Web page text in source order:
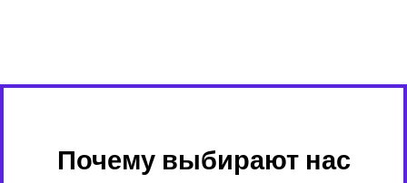
Почему выбирают нас